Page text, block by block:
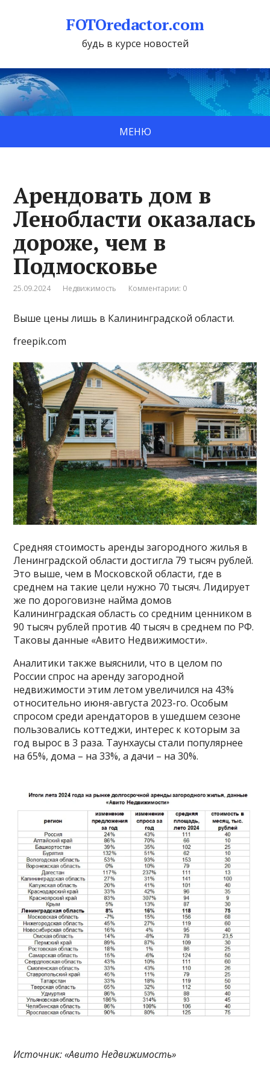
FOTOredactor.com
будь в курсе новостей
МЕНЮ
Арендовать дом в
Ленобласти оказалась
дороже, чем в
Подмосковье
25.09.2024 Недвижимость Комментарии: 0
Выше цены лишь в Калининградской области.
freepik.com
Средняя стоимость аренды загородного жилья в
Ленинградской области достигла 79 тысяч рублей.
Это выше, чем в Московской области, где в
среднем на такие цели нужно 70 тысяч. Лидирует
же по дороговизне найма домов
Калининградская область со средним ценником в
90 тысяч рублей против 40 тысяч в среднем по РФ.
Таковы данные «Авито Недвижимости».
Аналитики также выяснили, что в целом по
России спрос на аренду загородной
недвижимости этим летом увеличился на 43%
относительно июня-августа 2023-го. Особым
спросом среди арендаторов в ушедшем сезоне
пользовались коттеджи, интерес к которым за
год вырос в 3 раза. Таунхаусы стали популярнее
на 65%, дома – на 33%, а дачи – на 30%.
Источник: «Авито Недвижимость»